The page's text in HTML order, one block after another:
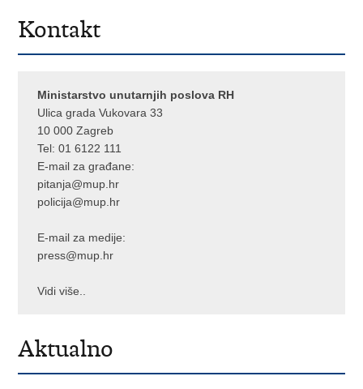
Kontakt
Ministarstvo unutarnjih poslova RH
Ulica grada Vukovara 33
10 000 Zagreb
Tel:01 6122 111
E-mail za građane:
pitanja@mup.hr
policija@mup.hr
E-mail za medije:
press@mup.hr
Vidi više..
Aktualno